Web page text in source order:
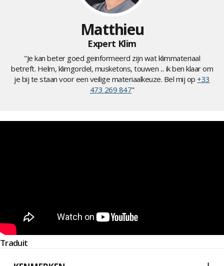
Matthieu
Expert Klim
"Je kan beter goed geinformeerd zijn wat klimmateriaal
betreft. Helm, klimgordel, musketons, touwen ... ik ben klaar om
je bij te staan voor een veilige materiaalkeuze. Bel mij op+33
473 269 847"
Traduit